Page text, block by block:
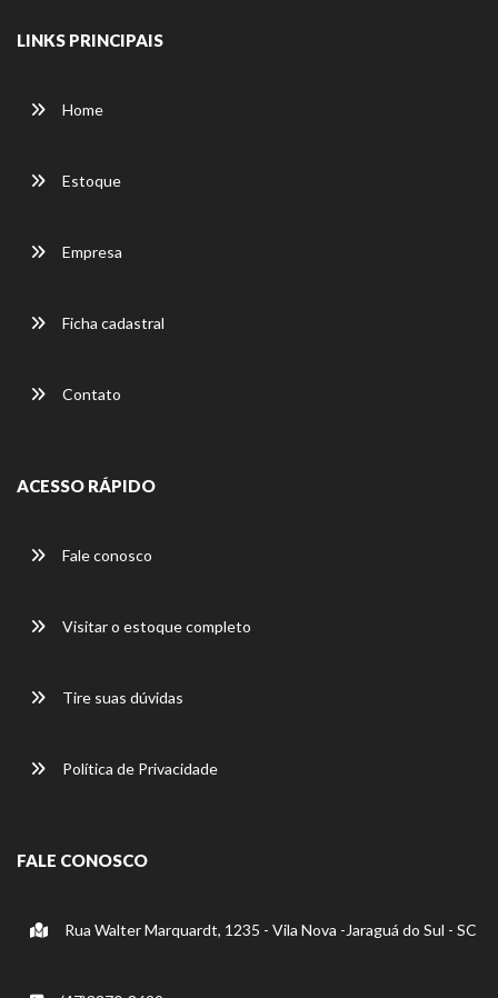
LINKS PRINCIPAIS
Home
Estoque
Empresa
Ficha cadastral
Contato
ACESSO RÁPIDO
Fale conosco
Visitar o estoque completo
Tire suas dúvidas
Política de Privacidade
FALE CONOSCO
Rua Walter Marquardt, 1235 - Vila Nova -Jaraguá do Sul - SC